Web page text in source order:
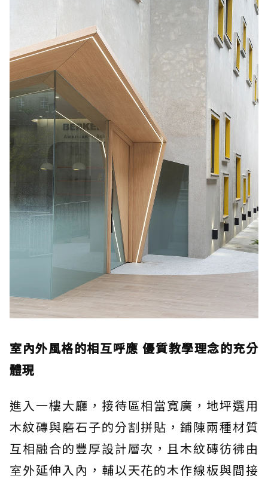
室內外風格的相互呼應 優質教學理念的充分
體現
進入一樓大廳，接待區相當寬廣，地坪選用
木紋磚與磨石子的分割拼貼，鋪陳兩種材質
互相融合的豐厚設計層次，且木紋磚彷彿由
室外延伸入內，輔以天花的木作線板與間接